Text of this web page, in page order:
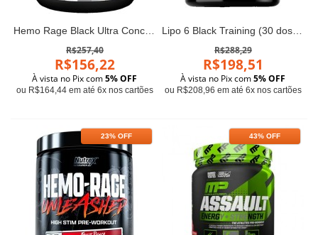
Hemo Rage Black Ultra Concentrado 228g - Nutrex
R$257,40
R$156,22
À vista no Pix com5% OFF
ou R$164,44 em até 6x nos cartões
Lipo 6 Black Training (30 doses) - Nutrex
R$288,29
R$198,51
À vista no Pix com5% OFF
ou R$208,96 em até 6x nos cartões
23% OFF 43% OFF